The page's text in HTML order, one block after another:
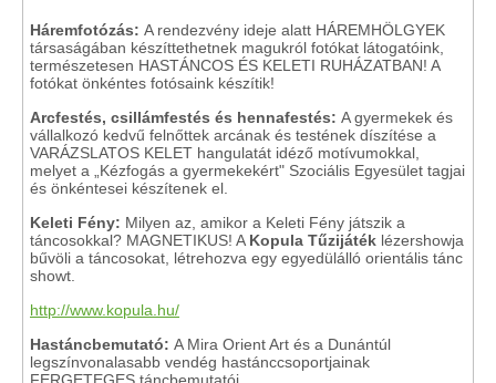
Háremfotózás: A rendezvény ideje alatt HÁREMHÖLGYEK
társaságában készíttethetnek magukról fotókat látogatóink,
természetesen HASTÁNCOS ÉS KELETI RUHÁZATBAN! A
fotókat önkéntes fotósaink készítik!
Arcfestés, csillámfestés és hennafestés: A gyermekek és
vállalkozó kedvű felnőttek arcának és testének díszítése a
VARÁZSLATOS KELET hangulatát idéző motívumokkal,
melyet a
„Kézfogás a gyermekekért" Szociális Egyesület tagjai
és önkéntesei készítenek el.
Keleti Fény: Milyen az, amikor a Keleti Fény játszik a
táncosokkal? MAGNETIKUS! A Kopula Tűzijáték lézershowja
bűvöli a táncosokat, létrehozva egy egyedülálló orientális tánc
showt.
http://www.kopula.hu/
Hastáncbemutató: A Mira Orient Art és a Dunántúl
legszínvonalasabb vendég hastánccsoportjainak